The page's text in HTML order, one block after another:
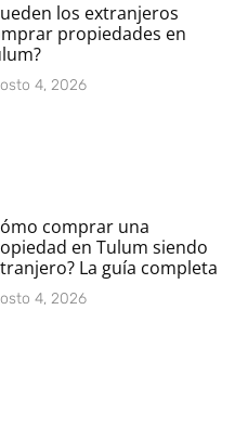
los extranjeros
propiedades en
4, 2026
comprar una
en Tulum siendo
La guía completa
4, 2026